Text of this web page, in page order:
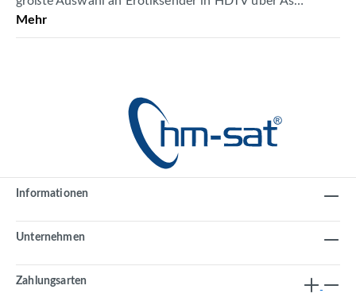
Mehr
Informationen
Unternehmen
Zahlungsarten